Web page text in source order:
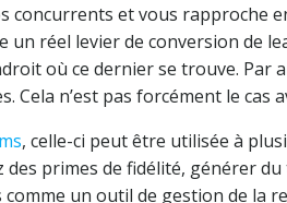
concurrents et vous rapproche
réel levier de conversion de
où ce dernier se trouve. Par
Cela n’est pas forcément le cas
, celle-ci peut être utilisée à
primes de fidélité, générer du
un outil de gestion de la